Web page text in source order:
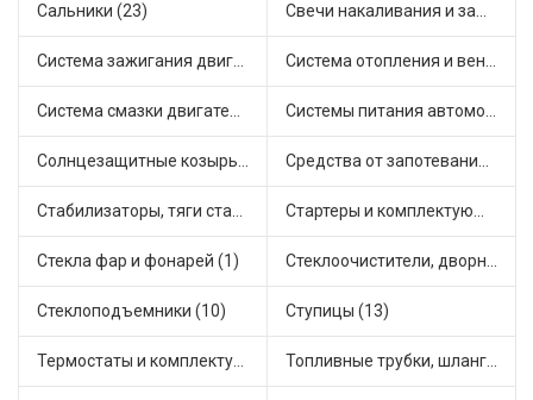
Сальники (23) Свечи накаливания и зажигания (22)
Система зажигания двигателя (5) Система отопления и вентиляции (8)
Система смазки двигателя (8) Системы питания автомобиля (10)
Солнцезащитные козырьки для салона автомобиля (1) Средства от запотевания и размораживатели стекла (1)
Стабилизаторы, тяги стабилизатора, стойки стабилиз (5) Стартеры и комплектующие (25)
Стекла фар и фонарей (1) Стеклоочистители, дворники (2)
Стеклоподъемники (10) Ступицы (13)
Термостаты и комплектующие системы охлаждения (49) Топливные трубки, шланги, магистрали и рампы (4)